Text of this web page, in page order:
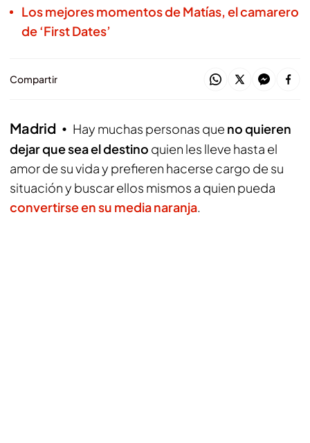
Los mejores momentos de Matías, el camarero
de ‘First Dates’
Compartir
Madrid Hay muchas personas que no quieren
dejar que sea el destino quien les lleve hasta el
amor de su vida y prefieren hacerse cargo de su
situación y buscar ellos mismos a quien pueda
convertirse en su media naranja.